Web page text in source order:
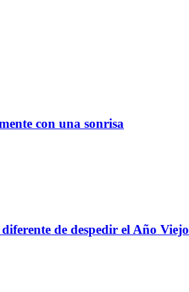
con una sonrisa
de despedir el Año Viejo